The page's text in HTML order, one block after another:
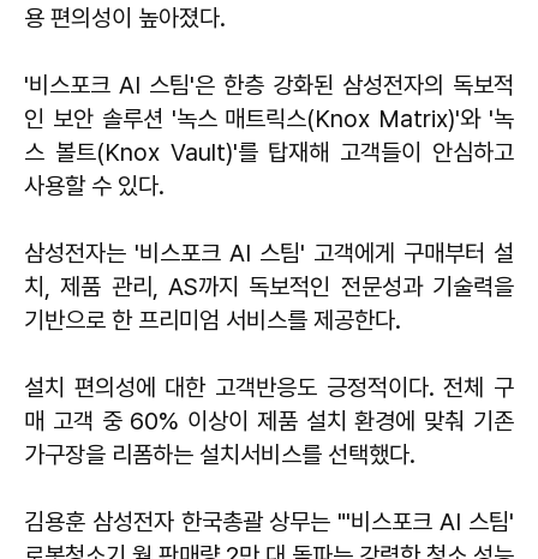
용 편의성이 높아졌다.
'비스포크 AI 스팀'은 한층 강화된 삼성전자의 독보적
인 보안 솔루션 '녹스 매트릭스(Knox Matrix)'와 '녹
스 볼트(Knox Vault)'를 탑재해 고객들이 안심하고
사용할 수 있다.
삼성전자는 '비스포크 AI 스팀' 고객에게 구매부터 설
치, 제품 관리, AS까지 독보적인 전문성과 기술력을
기반으로 한 프리미엄 서비스를 제공한다.
설치 편의성에 대한 고객반응도 긍정적이다. 전체 구
매 고객 중 60% 이상이 제품 설치 환경에 맞춰 기존
가구장을 리폼하는 설치서비스를 선택했다.
김용훈 삼성전자 한국총괄 상무는 "'비스포크 AI 스팀'